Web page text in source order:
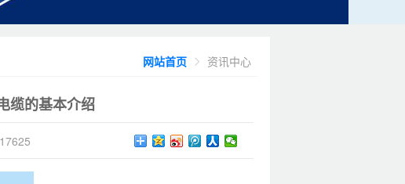
网站首页 资讯中心
缆的基本介绍